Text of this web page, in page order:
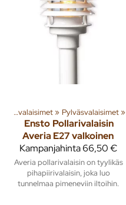
Ulkovalaisimet‪» Pylväsvalaisimet‪»
Ensto Pollarivalaisin
Averia E27 valkoinen
Kampanjahinta66,50 €
Averia pollarivalaisin on tyylikäs
pihapiirivalaisin, joka luo
tunnelmaa pimeneviin iltoihin.
‪» Rakenna‪» Valaisimet ja lamput‪»